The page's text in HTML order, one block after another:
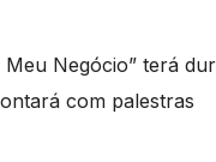
Meu Negócio” terá
com palestras